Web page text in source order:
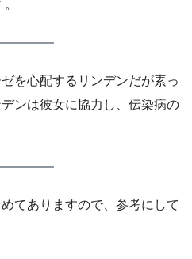
を心配するリンデンだが素っ
ンは彼女に協力し、伝染病の
てありますので、参考にして